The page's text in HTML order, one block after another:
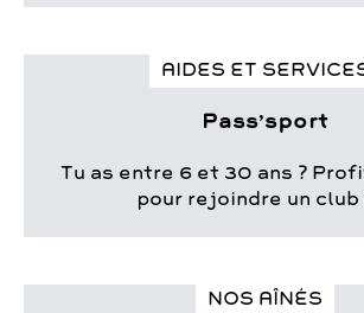
AIDES ET
Pass’sport
Tu as entre 6 et 30 ans ?
pour rejoindre un club
NOS AÎNÉS